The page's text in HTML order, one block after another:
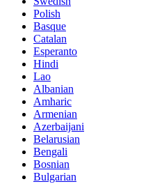
Polish
Basque
Catalan
Esperanto
Hindi
Lao
Albanian
Amharic
Armenian
Azerbaijani
Belarusian
Bengali
Bosnian
Bulgarian